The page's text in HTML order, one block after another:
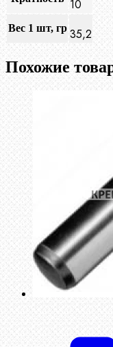
10
Вес 1 шт, гр 35,2
Похожие